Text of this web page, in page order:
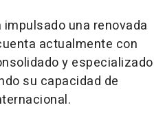
impulsado una renovada
actualmente con
y especializado
su capacidad de